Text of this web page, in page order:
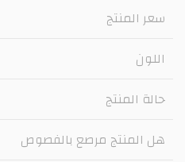
سعر المنتج
اللون
حالة المنتج
هل المنتج مرصع بالفصوص